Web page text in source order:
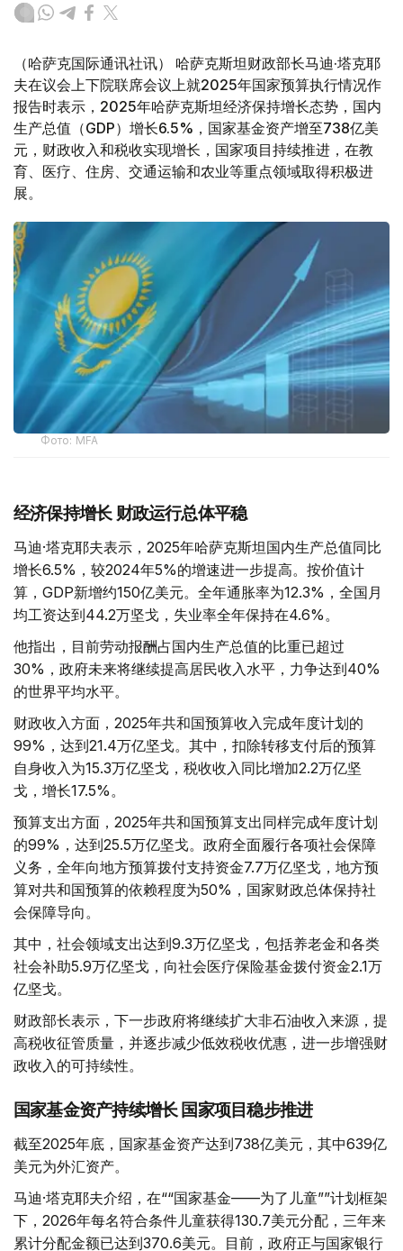
（哈萨克国际通讯社讯） 哈萨克斯坦财政部长马迪·塔克耶
夫在议会上下院联席会议上就2025年国家预算执行情况作
报告时表示，2025年哈萨克斯坦经济保持增长态势，国内
生产总值（GDP）增长6.5%，国家基金资产增至738亿美
元，财政收入和税收实现增长，国家项目持续推进，在教
育、医疗、住房、交通运输和农业等重点领域取得积极进
展。
Фото: MFA
经济保持增长 财政运行总体平稳
马迪·塔克耶夫表示，2025年哈萨克斯坦国内生产总值同比
增长6.5%，较2024年5%的增速进一步提高。按价值计
算，GDP新增约150亿美元。全年通胀率为12.3%，全国月
均工资达到44.2万坚戈，失业率全年保持在4.6%。
他指出，目前劳动报酬占国内生产总值的比重已超过
30%，政府未来将继续提高居民收入水平，力争达到40%
的世界平均水平。
财政收入方面，2025年共和国预算收入完成年度计划的
99%，达到21.4万亿坚戈。其中，扣除转移支付后的预算
自身收入为15.3万亿坚戈，税收收入同比增加2.2万亿坚
戈，增长17.5%。
预算支出方面，2025年共和国预算支出同样完成年度计划
的99%，达到25.5万亿坚戈。政府全面履行各项社会保障
义务，全年向地方预算拨付支持资金7.7万亿坚戈，地方预
算对共和国预算的依赖程度为50%，国家财政总体保持社
会保障导向。
其中，社会领域支出达到9.3万亿坚戈，包括养老金和各类
社会补助5.9万亿坚戈，向社会医疗保险基金拨付资金2.1万
亿坚戈。
财政部长表示，下一步政府将继续扩大非石油收入来源，提
高税收征管质量，并逐步减少低效税收优惠，进一步增强财
政收入的可持续性。
国家基金资产持续增长 国家项目稳步推进
截至2025年底，国家基金资产达到738亿美元，其中639亿
美元为外汇资产。
马迪·塔克耶夫介绍，在““国家基金——为了儿童””计划框架
下，2026年每名符合条件儿童获得130.7美元分配，三年来
累计分配金额已达到370.6美元。目前，政府正与国家银行